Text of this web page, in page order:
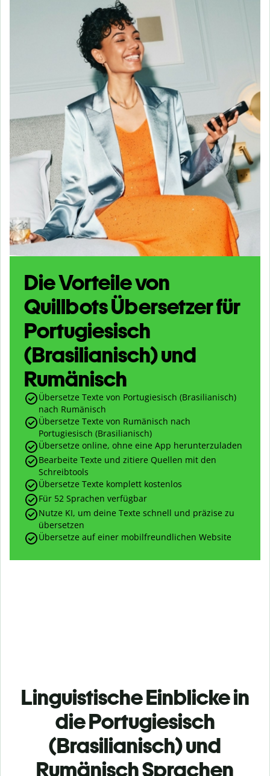
Die Vorteile von
Quillbots Übersetzer für
Portugiesisch
(Brasilianisch) und
Rumänisch
Übersetze Texte von Portugiesisch (Brasilianisch)
nach Rumänisch
Übersetze Texte von Rumänisch nach
Portugiesisch (Brasilianisch)
Übersetze online, ohne eine App herunterzuladen
Bearbeite Texte und zitiere Quellen mit den
Schreibtools
Übersetze Texte komplett kostenlos
Für 52 Sprachen verfügbar
Nutze KI, um deine Texte schnell und präzise zu
übersetzen
Übersetze auf einer mobilfreundlichen Website
Linguistische Einblicke in
die Portugiesisch
(Brasilianisch) und
Rumänisch Sprachen